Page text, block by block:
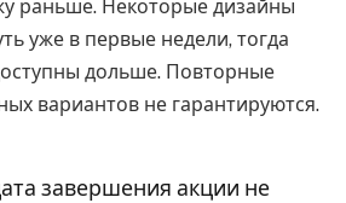
раньше. Некоторые дизайны
уже в первые недели, тогда
дольше. Повторные
вариантов не гарантируются.
завершения акции не